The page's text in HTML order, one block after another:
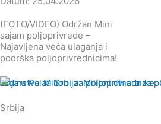
(FOTO/VIDEO) Održan Mini
sajam poljoprivrede –
Najavljena veća ulaganja i
podrška poljoprivrednicima!
Srbija